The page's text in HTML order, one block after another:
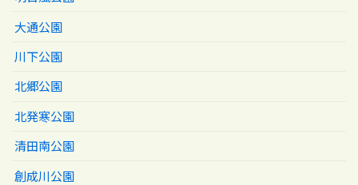
大通公園
川下公園
北郷公園
北発寒公園
清田南公園
創成川公園